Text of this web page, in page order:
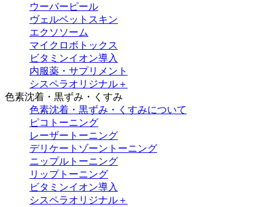
ウーバーピール
ヴェルベットスキン
エクソソーム
マイクロボトックス
ビタミンイオン導入
内服薬・サプリメント
シスペラオリジナル＋
色素沈着・黒ずみ・くすみ
色素沈着・黒ずみ・くすみについて
ピコトーニング
レーザートーニング
デリケートゾーントーニング
ニップルトーニング
リップトーニング
ビタミンイオン導入
シスペラオリジナル＋